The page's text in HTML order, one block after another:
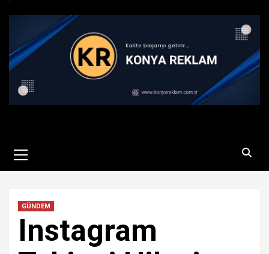
Menu
GÜNDEM
Instagram